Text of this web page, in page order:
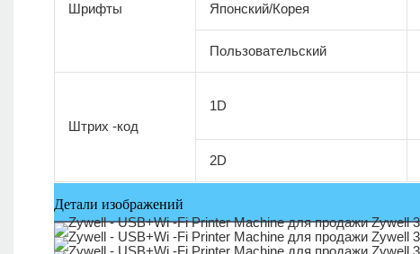
Шрифты Японский/Корея
Пользовательский
Штрих -код
1D
2D
Детали изображений